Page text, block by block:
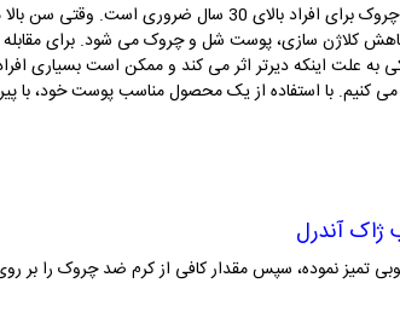
استفاده از کرم های ضد چروک برای افراد
کلاژن سازی، پوست شل و چروک می شود. برای مقابله
به علت اینکه دیرتر اثر می کند و ممکن است بسیاری
کنیم. با استفاده از یک محصول مناسب پوست خود، با
آندرل
تمیز نموده، سپس مقدار کافی از کرم ضد چروک را